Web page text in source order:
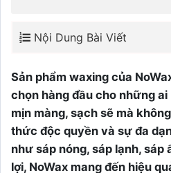
Nội Dung Bài Viết
Sản phẩm waxing của
chọn hàng đầu cho những
mịn màng, sạch sẽ mà
thức độc quyền và sự đa
như sáp nóng, sáp lạnh, sáp
lợi, NoWax mang đến hiệu